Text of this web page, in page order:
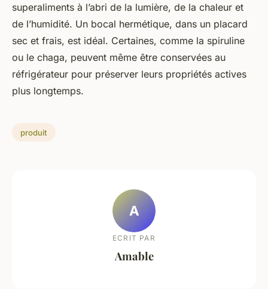
superaliments à l’abri de la lumière, de la chaleur et
de l’humidité. Un bocal hermétique, dans un placard
sec et frais, est idéal. Certaines, comme la spiruline
ou le chaga, peuvent même être conservées au
réfrigérateur pour préserver leurs propriétés actives
plus longtemps.
produit
A
ECRIT PAR
Amable